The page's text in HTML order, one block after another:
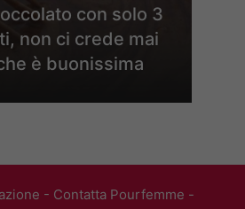
con solo 3
non ci crede mai
è buonissima
- Contatta Pourfemme -